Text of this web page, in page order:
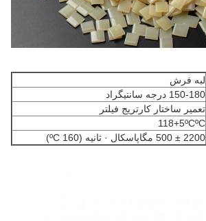
لبه فرش
150-180 درجه سانتیگراد
تعمیر ساختار کارتریج فیلتر
118+5ºCºC
2200 ± 500 مگاپاسکال · ثانیه (160 ºC)